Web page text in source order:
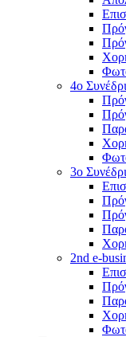
4o
3ο
2nd e-